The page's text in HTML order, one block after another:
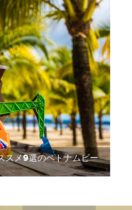
スメ9選のベトナムビー